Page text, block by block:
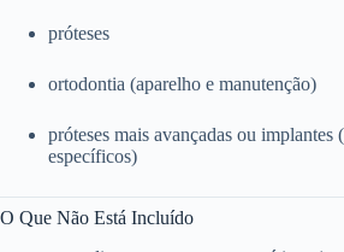
próteses
ortodontia (aparelho e manutenção)
próteses mais avançadas ou implantes
específicos)
O Que Não Está Incluído